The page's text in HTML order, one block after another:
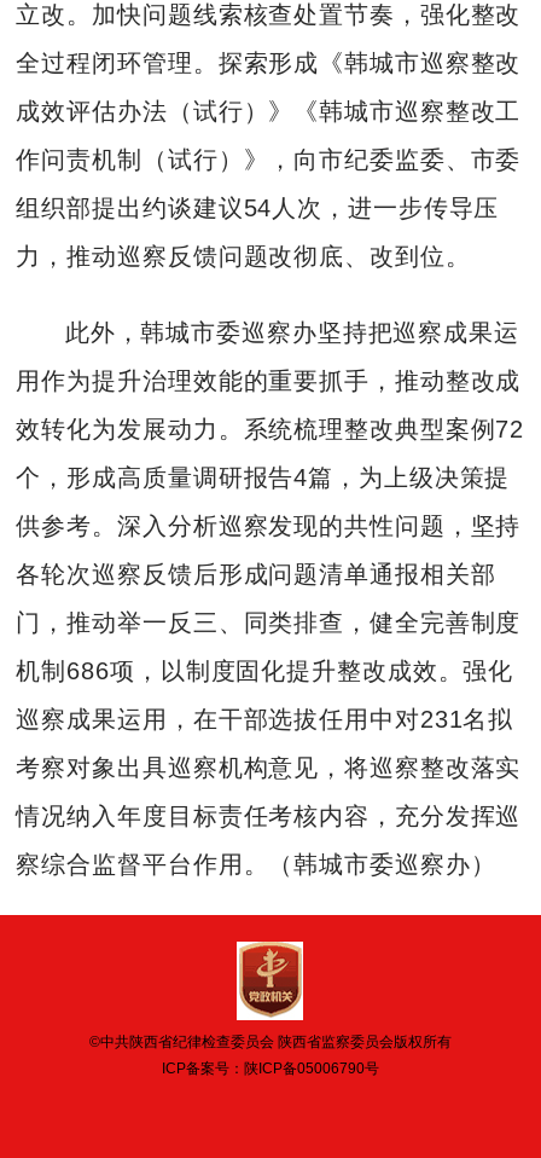
立改。加快问题线索核查处置节奏，强化整改
全过程闭环管理。探索形成《韩城市巡察整改
成效评估办法（试行）》《韩城市巡察整改工
作问责机制（试行）》，向市纪委监委、市委
组织部提出约谈建议54人次，进一步传导压
力，推动巡察反馈问题改彻底、改到位。
此外，韩城市委巡察办坚持把巡察成果运
用作为提升治理效能的重要抓手，推动整改成
效转化为发展动力。系统梳理整改典型案例72
个，形成高质量调研报告4篇，为上级决策提
供参考。深入分析巡察发现的共性问题，坚持
各轮次巡察反馈后形成问题清单通报相关部
门，推动举一反三、同类排查，健全完善制度
机制686项，以制度固化提升整改成效。强化
巡察成果运用，在干部选拔任用中对231名拟
考察对象出具巡察机构意见，将巡察整改落实
情况纳入年度目标责任考核内容，充分发挥巡
察综合监督平台作用。（韩城市委巡察办）
©中共陕西省纪律检查委员会 陕西省监察委员会版权所有
ICP备案号： 陕ICP备05006790号